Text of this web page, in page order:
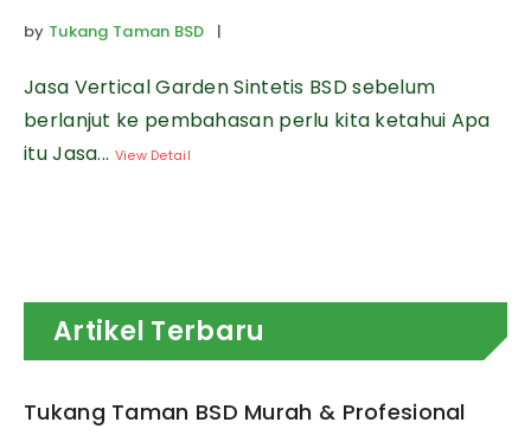
by Tukang Taman BSD |
Jasa Vertical Garden Sintetis BSD sebelum
berlanjut ke pembahasan perlu kita ketahui Apa
itu Jasa... View Detail
Artikel Terbaru
Tukang Taman BSD Murah & Profesional